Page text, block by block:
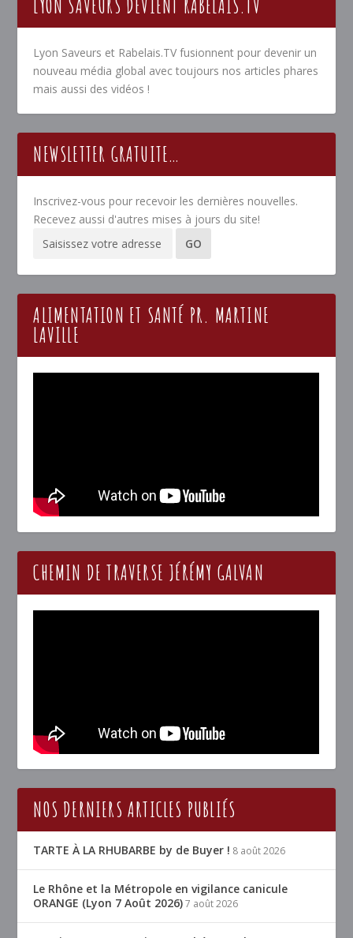
LYON SAVEURS DEVIENT RABELAIS.TV
Lyon Saveurs et Rabelais.TV fusionnent pour devenir un
nouveau média global avec toujours nos articles phares
mais aussi des vidéos !
NEWSLETTER GRATUITE…
Inscrivez-vous pour recevoir les dernières nouvelles.
Recevez aussi d'autres mises à jours du site!
ALIMENTATION ET SANTÉ PR. MARTINE
LAVILLE
CHEMIN DE TRAVERSE JÉRÉMY GALVAN
NOS DERNIERS ARTICLES PUBLIÉS
TARTE À LA RHUBARBE by de Buyer ! 8 août 2026
Le Rhône et la Métropole en vigilance canicule
ORANGE (Lyon 7 Août 2026) 7 août 2026